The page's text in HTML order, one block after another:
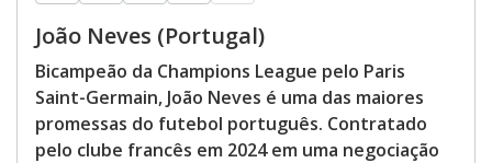
João Neves (Portugal)
Bicampeão da Champions League pelo Paris
Saint-Germain, João Neves é uma das maiores
promessas do futebol português. Contratado
pelo clube francês em 2024 em uma negociação